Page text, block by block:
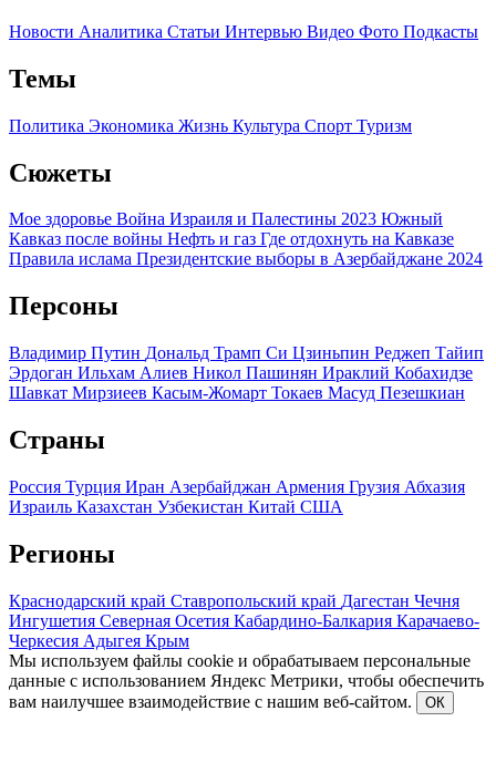
Новости Аналитика Статьи Интервью Видео Фото Подкасты
Темы
Политика Экономика Жизнь Культура Спорт Туризм
Сюжеты
Мое здоровье Война Израиля и Палестины 2023 Южный
Кавказ после войны Нефть и газ Где отдохнуть на Кавказе
Правила ислама Президентские выборы в Азербайджане 2024
Персоны
Владимир Путин Дональд Трамп Си Цзиньпин Реджеп Тайип
Эрдоган Ильхам Алиев Никол Пашинян Ираклий Кобахидзе
Шавкат Мирзиеев Касым-Жомарт Токаев Масуд Пезешкиан
Страны
Россия Турция Иран Азербайджан Армения Грузия Абхазия
Израиль Казахстан Узбекистан Китай США
Регионы
Краснодарский край Ставропольский край Дагестан Чечня
Ингушетия Северная Осетия Кабардино-Балкария Карачаево-
Черкесия Адыгея Крым
Мы используем файлы cookie и обрабатываем персональные
данные с использованием Яндекс Метрики, чтобы обеспечить
вам наилучшее взаимодействие с нашим веб-сайтом.
ОК